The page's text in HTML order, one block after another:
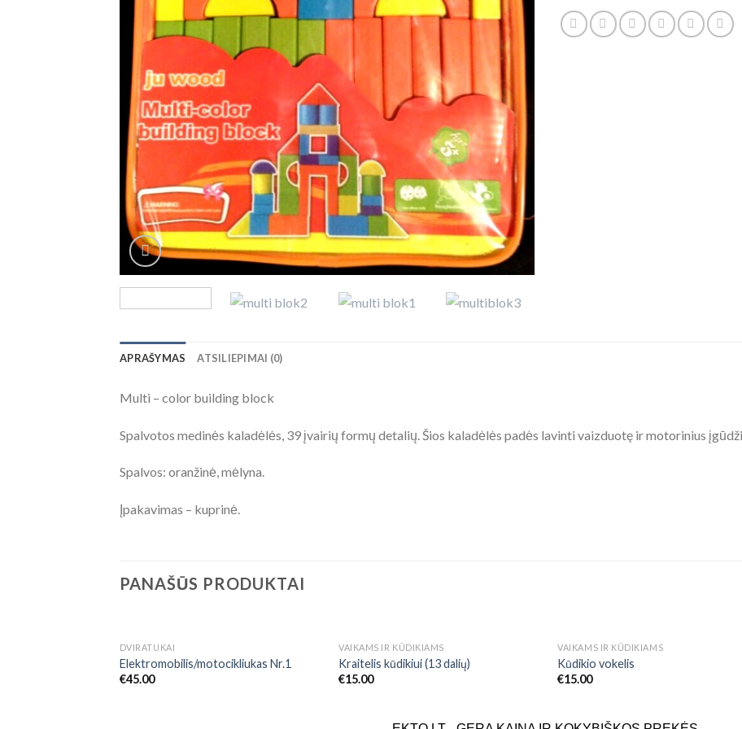
APRAŠYMAS ATSILIEPIMAI (0)
Multi – color building block
Spalvotos medinės kaladėlės, 39 įvairių formų detalių. Šios kaladėlės padės lavinti vaizduotę ir motorinius
Spalvos: oranžinė, mėlyna.
Įpakavimas – kuprinė.
PANAŠŪS PRODUKTAI
Add to
Wishlist
DVIRATUKAI
Elektromobilis/motocikliukas Nr.1
€45.00
NETURIME
VAIKAMS IR KŪDIKIAMS
Kraitelis kūdikiui (13 dalių)
€15.00
VAIKAMS IR KŪDIKIAMS
Kūdikio vokelis
€15.00